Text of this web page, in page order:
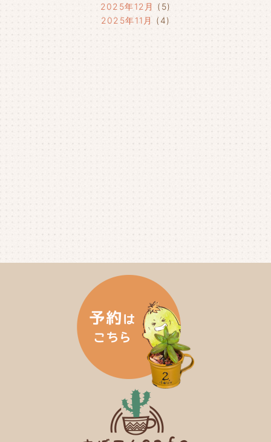
2025年12月
(5)
2025年11月
(4)
2025年10月
(1)
2025年4月
2024年9月
(3)
2024年4月
(4)
(5)
2024年2月(5)
2024年1月(3)
2023年12月(4)
2023年11月(4)
2023年10月(5)
2023年9月(2)
2023年8月
2023年7月(4)
2023年6月(5)
2023年5月 (2)